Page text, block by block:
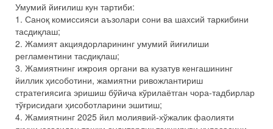
Умумий йиғилиш кун тартиби:
1. Саноқ комиссияси аъзолари сони ва шахсий таркибини
тасдиқлаш;
2. Жамият акциядорларининг умумий йиғилиши
регламентини тасдиқлаш;
3. Жамиятнинг ижроия органи ва кузатув кенгашининг
йиллик ҳисоботини, жамиятни ривожлантириш
стратегиясига эришиш бўйича кўрилаётган чора-тадбирлар
тўғрисидаги ҳисоботларини эшитиш;
4. Жамиятнинг 2025 йил молиявий-хўжалик фаолияти